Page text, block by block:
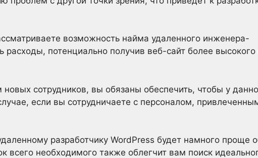
возможность найма удаленного инженера-
потенциально получив веб-сайт более высокого
сотрудников, вы обязаны обеспечить, чтобы у
если вы сотрудничаете с персоналом,
разработчику WordPress будет намного проще
всего необходимого также облегчит вам поиск